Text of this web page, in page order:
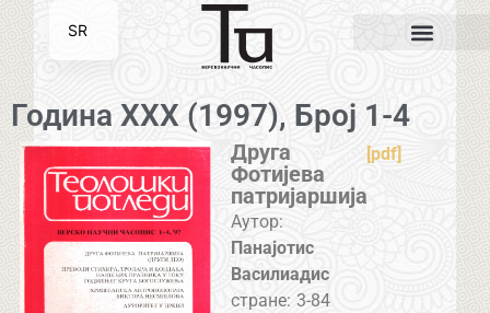
Година XXX (1997), Број 1-4
Друга
Фотијева
патријаршија
[pdf]
Аутор:
Панајотис
Василиадис
стране: 3-84
SR
EN